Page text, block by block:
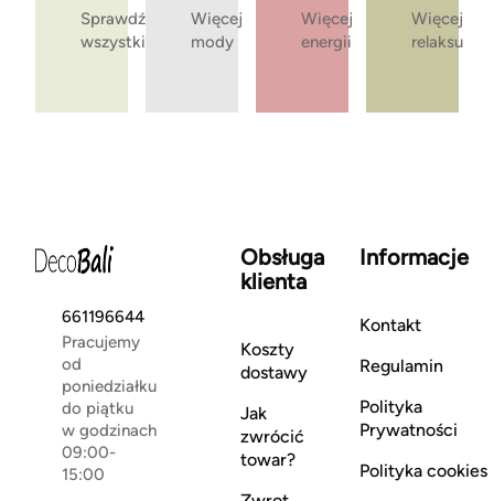
Sprawdź
wszystkie
Więcej
mody
Więcej
energii
Więcej
relaksu
661196644
Pracujemy
od
poniedziałku
do piątku
w godzinach
09:00-
15:00
Obsługa
klienta
Koszty
dostawy
Jak
zwrócić
towar?
Informacje
Kontakt
Regulamin
Polityka
Prywatności
Polityka cookies